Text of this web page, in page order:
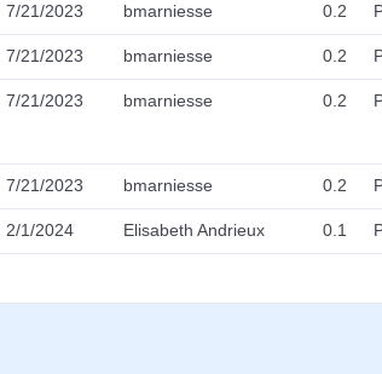
7/21/2023 bmarniesse 0.2
7/21/2023 bmarniesse 0.2
7/21/2023 bmarniesse 0.2
7/21/2023 bmarniesse 0.2
2/1/2024 Elisabeth Andrieux 0.1